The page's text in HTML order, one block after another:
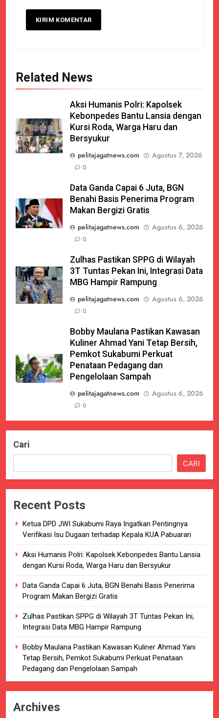
Related News
Aksi Humanis Polri: Kapolsek
Kebonpedes Bantu Lansia dengan
Kursi Roda, Warga Haru dan
Bersyukur
pelitajagatnews.com
Agustus 7, 2026
0
Data Ganda Capai 6 Juta, BGN
Benahi Basis Penerima Program
Makan Bergizi Gratis
pelitajagatnews.com
Agustus 6, 2026
0
Zulhas Pastikan SPPG di Wilayah
3T Tuntas Pekan Ini, Integrasi Data
MBG Hampir Rampung
pelitajagatnews.com
Agustus 6, 2026
0
Bobby Maulana Pastikan Kawasan
Kuliner Ahmad Yani Tetap Bersih,
Pemkot Sukabumi Perkuat
Penataan Pedagang dan
Pengelolaan Sampah
pelitajagatnews.com
Agustus 6, 2026
0
Cari
CARI
Recent Posts
Ketua DPD JWI Sukabumi Raya Ingatkan Pentingnya
Verifikasi Isu Dugaan terhadap Kepala KUA Pabuaran
Aksi Humanis Polri: Kapolsek Kebonpedes Bantu Lansia
dengan Kursi Roda, Warga Haru dan Bersyukur
Data Ganda Capai 6 Juta, BGN Benahi Basis Penerima
Program Makan Bergizi Gratis
Zulhas Pastikan SPPG di Wilayah 3T Tuntas Pekan Ini,
Integrasi Data MBG Hampir Rampung
Bobby Maulana Pastikan Kawasan Kuliner Ahmad Yani
Tetap Bersih, Pemkot Sukabumi Perkuat Penataan
Pedagang dan Pengelolaan Sampah
Archives